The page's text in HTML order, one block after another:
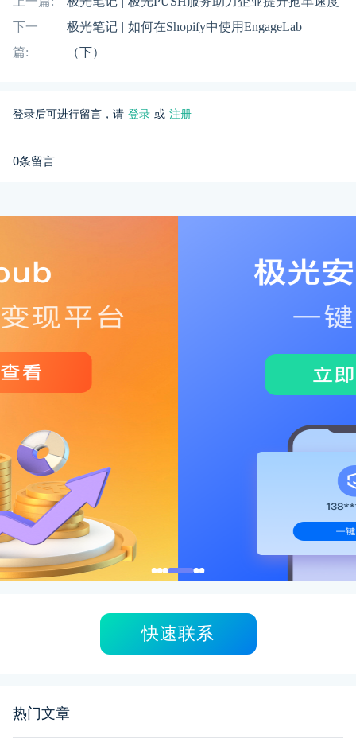
下一
篇:
极光笔记 | 如何在Shopify中使用EngageLab
（下）
登录后可进行留言，请 登录 或 注册
0条留言
快速联系
热门文章